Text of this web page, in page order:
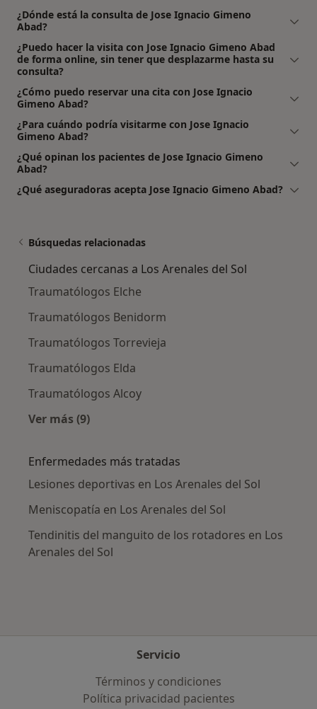
¿Dónde está la consulta de Jose Ignacio Gimeno
Abad?
¿Puedo hacer la visita con Jose Ignacio Gimeno Abad
de forma online, sin tener que desplazarme hasta su
consulta?
¿Cómo puedo reservar una cita con Jose Ignacio
Gimeno Abad?
¿Para cuándo podría visitarme con Jose Ignacio
Gimeno Abad?
¿Qué opinan los pacientes de Jose Ignacio Gimeno
Abad?
¿Qué aseguradoras acepta Jose Ignacio Gimeno Abad?
Búsquedas relacionadas
Ciudades cercanas a Los Arenales del Sol
Traumatólogos Elche
Traumatólogos Benidorm
Traumatólogos Torrevieja
Traumatólogos Elda
Traumatólogos Alcoy
Ver más (9)
Enfermedades más tratadas
Lesiones deportivas en Los Arenales del Sol
Meniscopatía en Los Arenales del Sol
Tendinitis del manguito de los rotadores en Los
Arenales del Sol
Servicio
Términos y condiciones
Política privacidad pacientes